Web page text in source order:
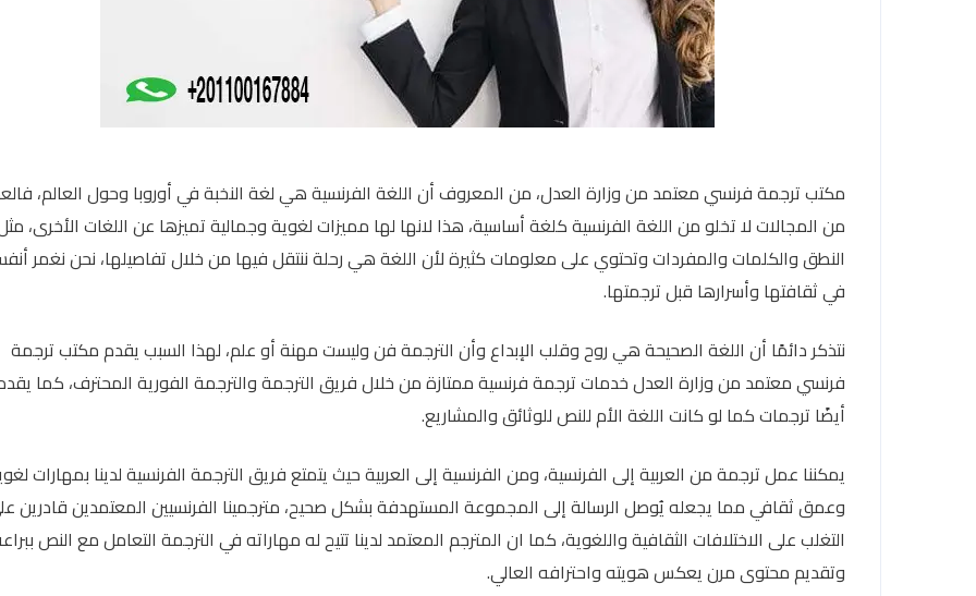
مكتب ترجمة فرنسي معتمد من وزارة العدل، من المعروف أن اللغة الفرنسية هي لغة النخبة في أوروبا وحول العالم،
من المجالات لا تخلو من اللغة الفرنسية كلغة أساسية، هذا لانها لها مميزات لغوية وجمالية تميزها عن اللغات الأخرى،
النطق والكلمات والمفردات وتحتوي على معلومات كثيرة لأن اللغة هي رحلة ننتقل فيها من خلال تفاصيلها، نحن نغمر
في ثقافتها وأسرارها قبل ترجمتها.
نتذكر دائمًا أن اللغة الصحيحة هي روح وقلب الإبداع وأن الترجمة فن وليست مهنة أو علم، لهذا السبب يقدم مكتب ترجمة
فرنسي معتمد من وزارة العدل خدمات ترجمة فرنسية ممتازة من خلال فريق الترجمة والترجمة الفورية المحترف، كما
أيضًا ترجمات كما لو كانت اللغة الأم للنص للوثائق والمشاريع.
يمكننا عمل ترجمة من العربية إلى الفرنسية، ومن الفرنسية إلى العربية حيث يتمتع فريق الترجمة الفرنسية لدينا بمهارات
وعمق ثقافي مما يجعله يُوصل الرسالة إلى المجموعة المستهدفة بشكل صحيح، مترجمينا الفرنسيين المعتمدين قادرين
التغلب على الاختلافات الثقافية واللغوية، كما ان المترجم المعتمد لدينا تتيح له مهاراته في الترجمة التعامل مع النص
وتقديم محتوى مرن يعكس هويته واحترافه العالي.